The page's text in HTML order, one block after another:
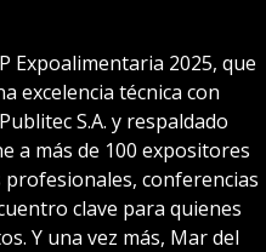
Expoalimentaria 2025, que
excelencia técnica con
S.A. y respaldado
a más de 100 expositores
profesionales, conferencias
clave para quienes
Y una vez más, Mar del